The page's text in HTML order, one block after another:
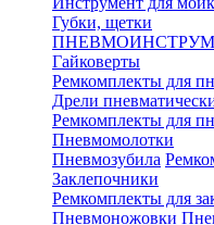
Губки, щетки
Гайковерты
Ремкомплекты для
Дрели
Ремкомплекты для
Пневмомолотки
Пневмозубила
Заклепочники
Ремкомплекты для
Пневмоножовки